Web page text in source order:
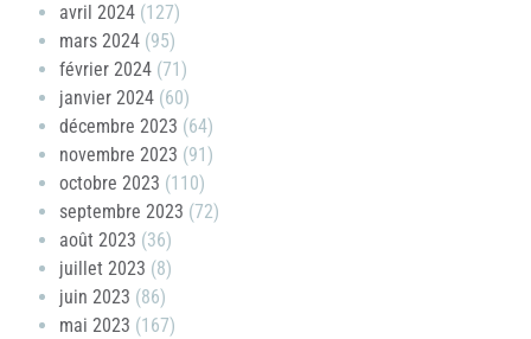
avril 2024 (127)
mars 2024 (95)
février 2024 (71)
janvier 2024 (60)
décembre 2023 (64)
novembre 2023 (91)
octobre 2023 (110)
septembre 2023 (72)
août 2023 (36)
juillet 2023 (8)
juin 2023 (86)
mai 2023 (167)